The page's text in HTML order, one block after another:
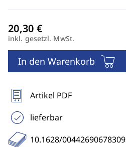
inkl. gesetzl. MwSt.
In den Warenkorb
Artikel PDF
lieferbar
10.1628/